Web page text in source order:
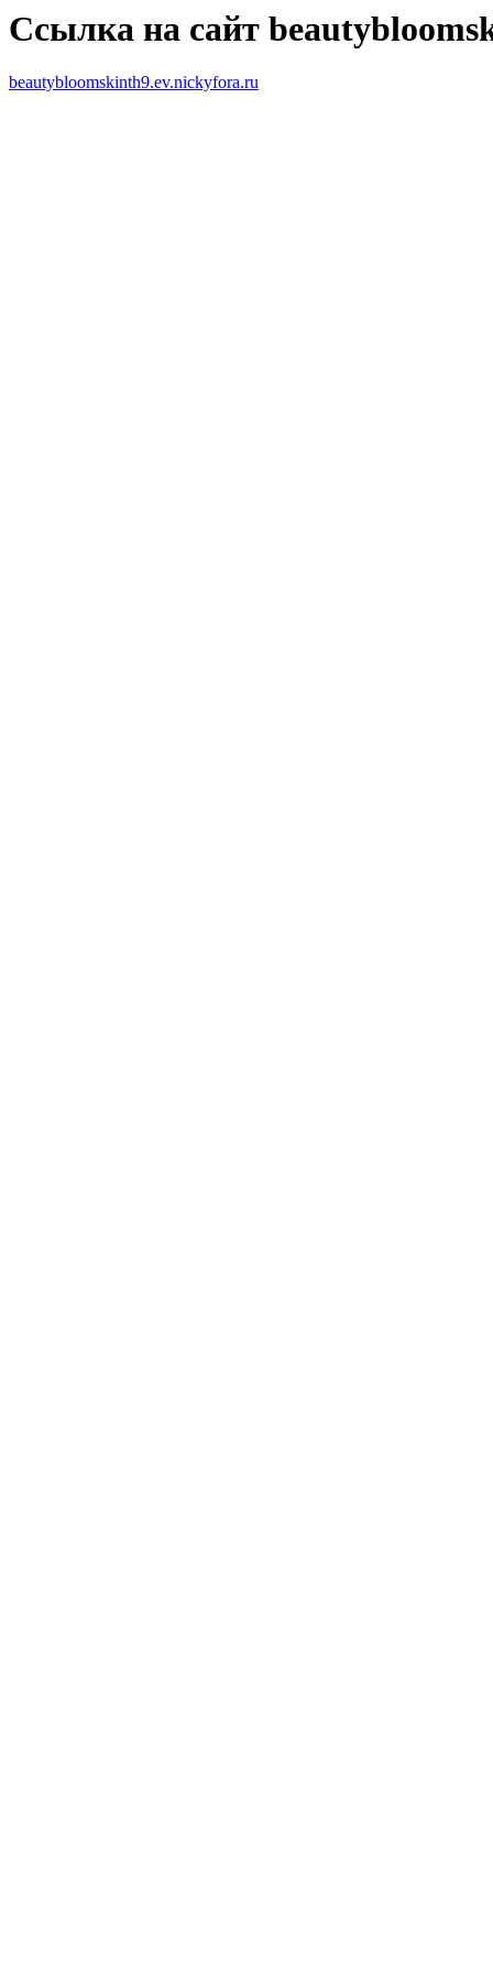
Ссылка на сайт
beautybloomskinth9.ev.nickyfora.ru